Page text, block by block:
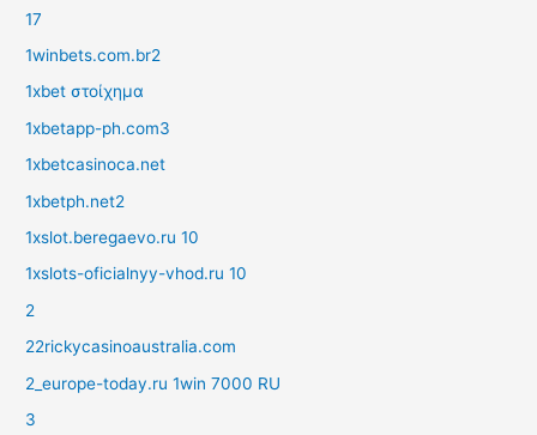
17
1winbets.com.br2
1xbet στοίχημα
1xbetapp-ph.com3
1xbetcasinoca.net
1xbetph.net2
1xslot.beregaevo.ru 10
1xslots-oficialnyy-vhod.ru 10
2
22rickycasinoaustralia.com
2_europe-today.ru 1win 7000 RU
3